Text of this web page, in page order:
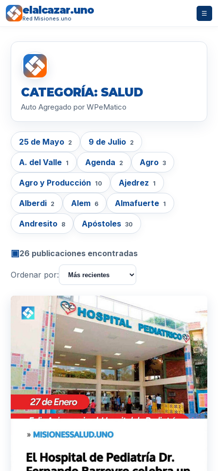
elalcazar.uno
Red Misiones.uno
☰
CATEGORÍA: SALUD
Auto Agregado por WPeMatico
25 de Mayo 2 9 de Julio 2
A. del Valle 1 Agenda 2 Agro 3
Agro y Producción 10 Ajedrez 1
Alberdi 2 Alem 6 Almafuerte 1
Andresito 8 Apóstoles 30
▣26 publicaciones encontradas
Ordenar por: